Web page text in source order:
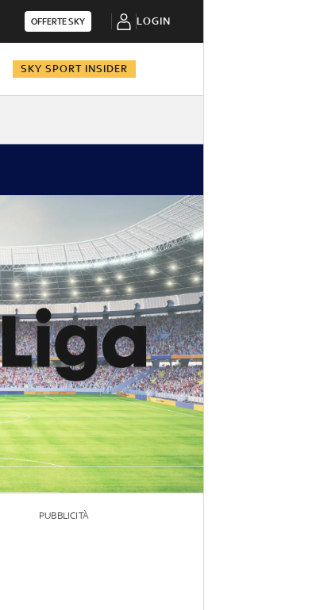
OFFERTE SKY LOGIN
SKY SPORT INSIDER
PUBBLICITÀ